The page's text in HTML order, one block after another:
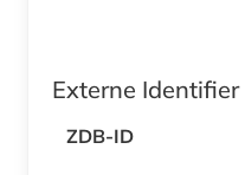
Externe Identifier
ZDB-ID